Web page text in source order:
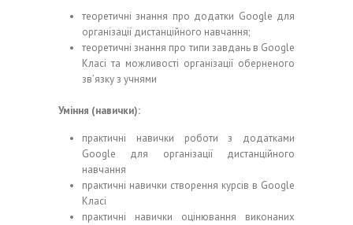
теоретичні знання про додатки Google для
організації дистанційного навчання;
теоретичні знання про типи завдань в Google
Класі та можливості організації оберненого
зв’язку з учнями
Уміння (навички):
практичні навички роботи з додатками
Google для організації дистанційного
навчання
практичні навички створення курсів в Google
Класі
практичні навички оцінювання виконаних